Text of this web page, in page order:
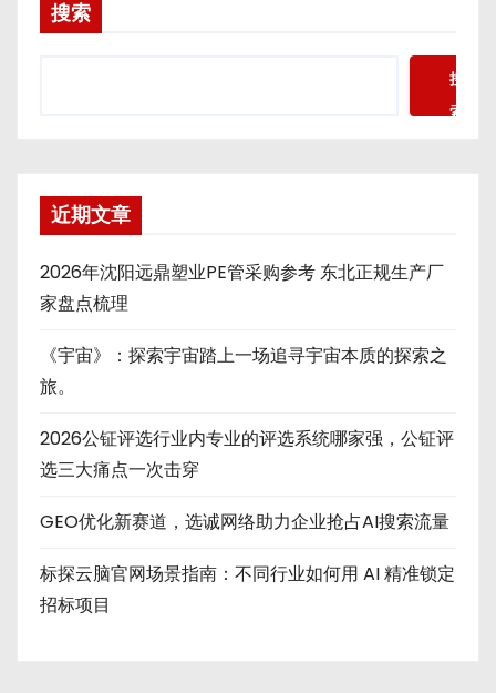
搜索
搜
索
近期文章
2026年沈阳远鼎塑业PE管采购参考 东北正规生产厂
家盘点梳理
《宇宙》：探索宇宙踏上一场追寻宇宙本质的探索之
旅。
2026公钲评选行业内专业的评选系统哪家强，公钲评
选三大痛点一次击穿
GEO优化新赛道，选诚网络助力企业抢占AI搜索流量
标探云脑官网场景指南：不同行业如何用 AI 精准锁定
招标项目